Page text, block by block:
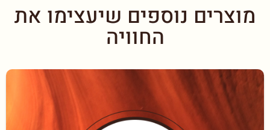
מוצרים נוספים שיעצימו את
החוויה